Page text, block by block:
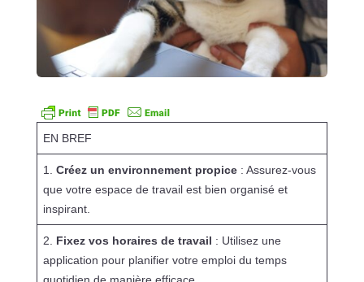
EN BREF
1. Créez un environnement propice: Assurez-vous
que votre espace de travail est bien organisé et
inspirant.
2. Fixez vos horaires de travail : Utilisez une
application pour planifier votre emploi du temps